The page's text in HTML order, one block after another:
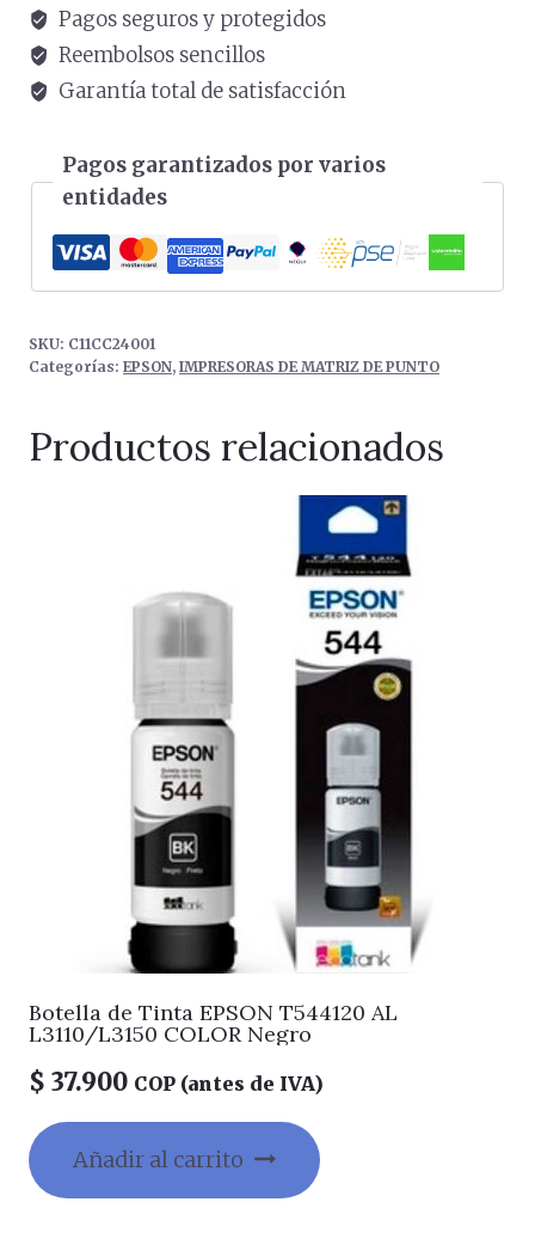
Pagos seguros y protegidos
Reembolsos sencillos
Garantía total de satisfacción
Pagos garantizados por varios
entidades
SKU: C11CC24001
Categorías: EPSON, IMPRESORAS DE MATRIZ DE PUNTO
Productos relacionados
Botella de Tinta EPSON T544120 AL
L3110/L3150 COLOR Negro
$ 37.900 COP (antes de IVA)
Añadir al carrito